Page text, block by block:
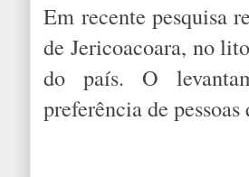
Em recente pesquisa
de Jericoacoara, no
do país. O
preferência de